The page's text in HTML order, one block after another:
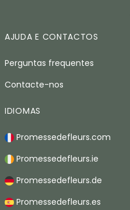
AJUDA E CONTACTOS
Perguntas frequentes
Contacte-nos
IDIOMAS
Promessedefleurs.com
Promessedefleurs.ie
Promessedefleurs.de
Promessedefleurs.es